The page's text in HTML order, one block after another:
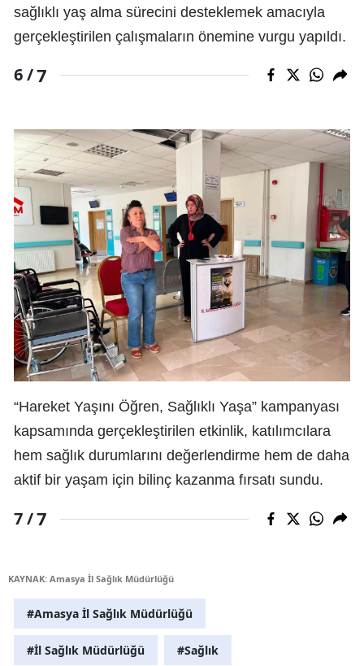
sağlıklı yaş alma sürecini desteklemek amacıyla
gerçekleştirilen çalışmaların önemine vurgu yapıldı.
6 /7
“Hareket Yaşını Öğren, Sağlıklı Yaşa” kampanyası
kapsamında gerçekleştirilen etkinlik, katılımcılara
hem sağlık durumlarını değerlendirme hem de daha
aktif bir yaşam için bilinç kazanma fırsatı sundu.
7 /7
KAYNAK: Amasya İl Sağlık Müdürlüğü
#Amasya İl Sağlık Müdürlüğü
#İl Sağlık Müdürlüğü #Sağlık